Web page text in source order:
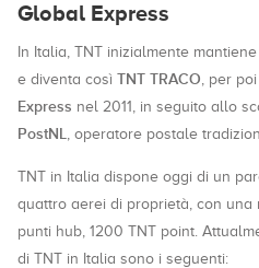
Global Express
In Italia, TNT inizialmente
e diventa così TNT TRACO, per
Express nel 2011, in seguito allo
PostNL, operatore postale
TNT in Italia dispone oggi di un
quattro aerei di proprietà, con una
punti hub, 1200 TNT point.
di TNT in Italia sono i seguenti: